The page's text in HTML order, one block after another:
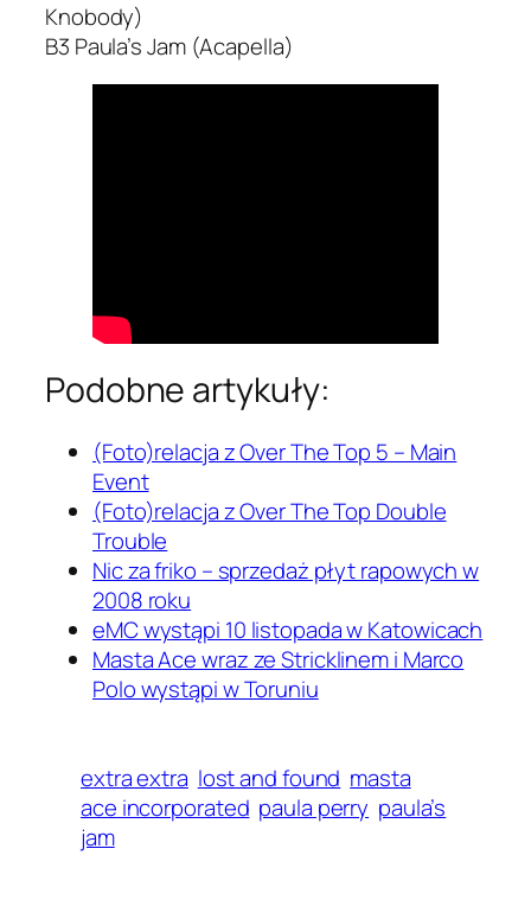
Knobody)
B3 Paula’s Jam (Acapella)
Podobne artykuły:
(Foto)relacja z Over The Top 5 – Main
Event
(Foto)relacja z Over The Top Double
Trouble
Nic za friko – sprzedaż płyt rapowych w
2008 roku
eMC wystąpi 10 listopada w Katowicach
Masta Ace wraz ze Stricklinem i Marco
Polo wystąpi w Toruniu
extra extra lost and found masta
ace incorporated paula perry paula’s
jam